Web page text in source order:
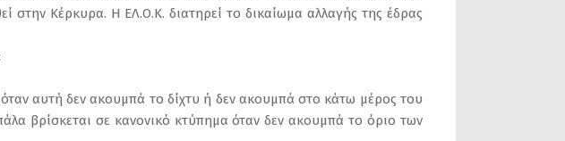
στην Κέρκυρα. Η ΕΛ.Ο.Κ. διατηρεί το δικαίωμα αλλαγής της έδρας
αυτή δεν ακουμπά το δίχτυ ή δεν ακουμπά στο κάτω μέρος του
βρίσκεται σε κανονικό κτύπημα όταν δεν ακουμπά το όριο των